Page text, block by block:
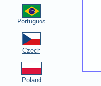
Portugues
Czech
Poland